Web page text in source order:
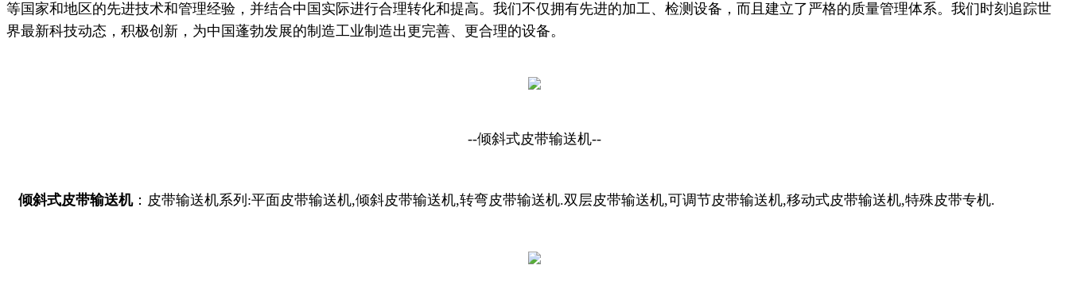
等国家和地区的先进技术和管理经验，并结合中国实际进行合理转化和提高。我们不仅拥有先进的加工、检测设备，而且建立了严格的质量管理体系。我们时刻追踪世
界最新科技动态，积极创新，为中国蓬勃发展的制造工业制造出更完善、更合理的设备。
--倾斜式皮带输送机--
倾斜式皮带输送机：皮带输送机系列 :平面皮带输送机,倾斜皮带输送机,转弯皮带输送机.双层皮带输送机,可调节皮带输送机,移动式皮带输送机,特殊皮带专机.